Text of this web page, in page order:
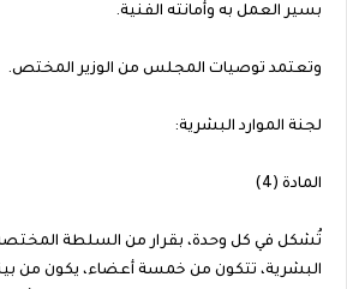
بسير العمل به وأمانته الفنية.
وتعتمد توصيات المجلس من الوزير المختص.
لجنة الموارد البشرية:
المادة (4)
تُشكل في كل وحدة، بقرار من السلطة المختصة،
البشرية، تتكون من خمسة أعضاء، يكون من